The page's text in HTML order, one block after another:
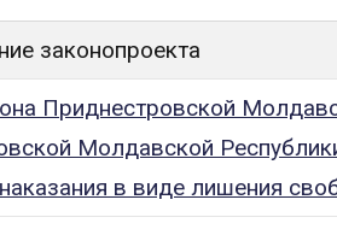
законопроекта
Приднестровской
Молдавской
в виде лишения